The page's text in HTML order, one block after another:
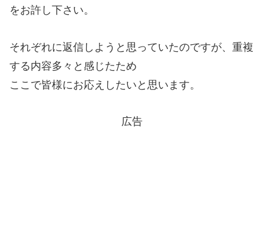
をお許し下さい。
それぞれに返信しようと思っていたのですが、重複
する内容多々と感じたため
ここで皆様にお応えしたいと思います。
広告